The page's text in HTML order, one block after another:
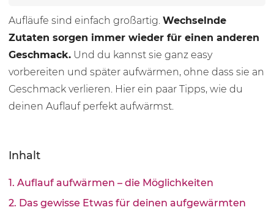
Aufläufe sind einfach großartig. Wechselnde
Zutaten sorgen immer wieder für einen anderen
Geschmack. Und du kannst sie ganz easy
vorbereiten und später aufwärmen, ohne dass sie an
Geschmack verlieren. Hier ein paar Tipps, wie du
deinen Auflauf perfekt aufwärmst.
Inhalt
1. Auflauf aufwärmen – die Möglichkeiten
2. Das gewisse Etwas für deinen aufgewärmten